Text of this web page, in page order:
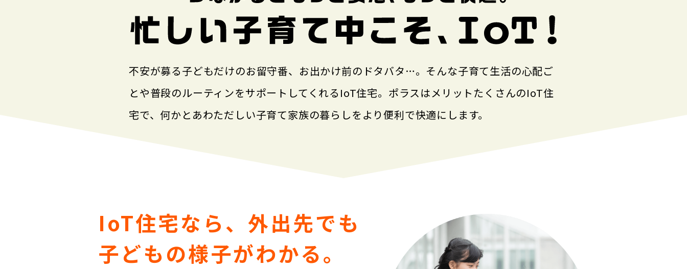
不安が募る子どもだけのお留守番、お出かけ前のドタバタ…。そんな子育て生活の心配ご
とや普段のルーティンをサポートしてくれるIoT住宅。ポラスはメリットたくさんのIoT住
宅で、何かとあわただしい子育て家族の暮らしをより便利で快適にします。
IoT住宅なら、外出先でも
子どもの様子がわかる。